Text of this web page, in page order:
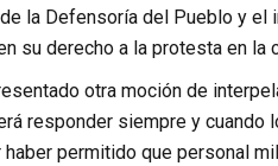
la Defensoría del Pueblo y
su derecho a la protesta en la
otra moción de
responder siempre y cuando
permitido que personal